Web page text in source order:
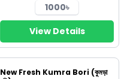
1000৳
View Details
New Fresh Kumra Bori (কুমড়া